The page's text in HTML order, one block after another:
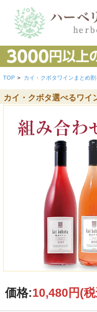
TOP > カイ・クボタワインまとめ
カイ・クボタ選べるワイ
価格:10,480円(